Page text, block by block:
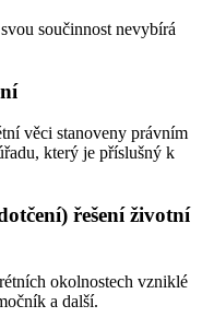
součinnost nevybírá
věci stanoveny právním
který je příslušný k
řešení životní
okolnostech vzniklé
a další.